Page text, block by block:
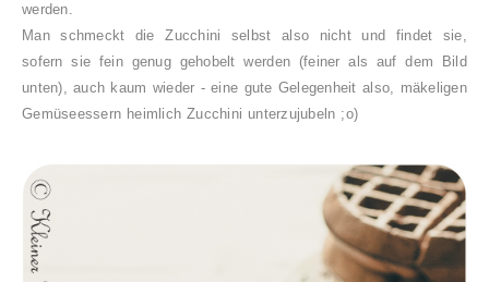
werden.
Man schmeckt die Zucchini selbst also nicht und findet sie,
sofern sie fein genug gehobelt werden (feiner als auf dem Bild
unten), auch kaum wieder - eine gute Gelegenheit also, mäkeligen
Gemüseessern heimlich Zucchini unterzujubeln ;o)